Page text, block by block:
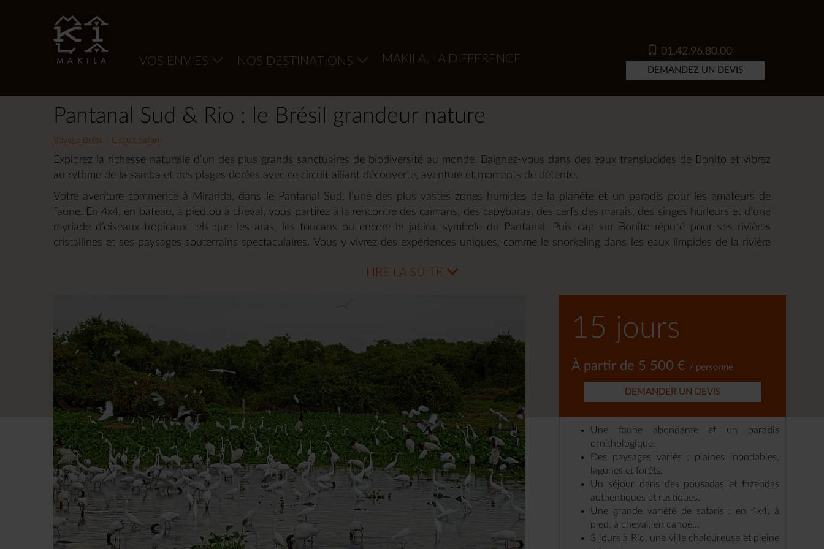
VOS ENVIES NOS DESTINATIONS MAKILA, LA DIFFERENCE
01.42.96.80.00
DEMANDEZ UN DEVIS
Pantanal Sud & Rio : le Brésil grandeur nature
Voyage Brésil Circuit Safari
Explorez la richesse naturelle d’un des plus grands sanctuaires de biodiversité au monde. Baignez-vous dans des eaux translucides de Bonito et vibrez
au rythme de la samba et des plages dorées avec ce circuit alliant découverte, aventure et moments de détente.
Votre aventure commence à Miranda, dans le Pantanal Sud, l’une des plus vastes zones humides de la planète et un paradis pour les amateurs de
faune. En 4x4, en bateau, à pied ou à cheval, vous partirez à la rencontre des caïmans, des capybaras, des cerfs des marais, des singes hurleurs et d’une
myriade d’oiseaux tropicaux tels que les aras, les toucans ou encore le jabiru, symbole du Pantanal. Puis cap sur Bonito réputé pour ses rivières
cristallines et ses paysages souterrains spectaculaires. Vous y vivrez des expériences uniques, comme le snorkeling dans les eaux limpides de la rivière
Lago Azul. Enfin, direction Rio de Janeiro, où la vibrante culture brésilienne se mêle à des panoramas inoubliables. Découvrez le mythique Christ
LIRE LA SUITE
15 jours
À partir de 5 500 € / personne
DEMANDER UN DEVIS
Une faune abondante et un paradis
ornithologique.
Des paysages variés : plaines inondables,
lagunes et forêts.
Un séjour dans des pousadas et fazendas
authentiques et rustiques.
Une grande variété de safaris : en 4x4, à
pied, à cheval, en canoë...
3 jours à Rio, une ville chaleureuse et pleine